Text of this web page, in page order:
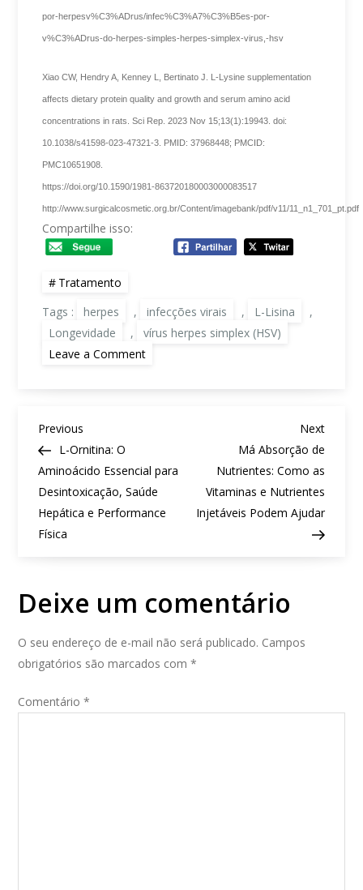
por-herpesv%C3%ADrus/infec%C3%A7%C3%B5es-por-
v%C3%ADrus-do-herpes-simples-herpes-simplex-virus,-hsv
Xiao CW, Hendry A, Kenney L, Bertinato J. L-Lysine supplementation
affects dietary protein quality and growth and serum amino acid
concentrations in rats. Sci Rep. 2023 Nov 15;13(1):19943. doi:
10.1038/s41598-023-47321-3. PMID: 37968448; PMCID:
PMC10651908.
https://doi.org/10.1590/1981-863720180003000083517
http://www.surgicalcosmetic.org.br/Content/imagebank/pdf/v11/11_n1_701_pt.pdf
Compartilhe isso:
Tratamento
Tags :
herpes , infecções virais , L-Lisina
,
Longevidade
,
vírus herpes simplex (HSV)
Leave a Commenton
L-
Estar
N
a
v
e
g
a
ç
e
o
s
t
Previous
Post
Previous
L-Ornitina: O
Aminoácido Essencial para
Desintoxicação, Saúde
Hepática e Performance
Física
Next
Post
Next
Má Absorção de
Nutrientes: Como as
Vitaminas e Nutrientes
Injetáveis Podem Ajudar
Deixe um comentário
O seu endereço de e-mail não será publicado. Campos
obrigatórios são marcados com*
Comentário*